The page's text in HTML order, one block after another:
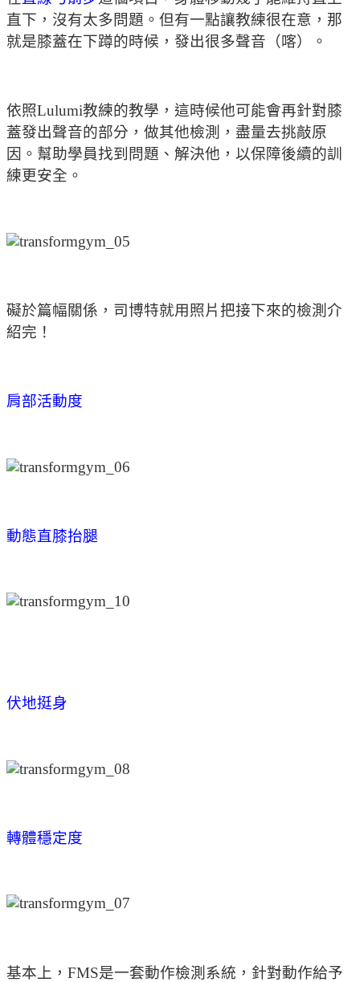
直下，沒有太多問題。但有一點讓教練很在意，那
就是膝蓋在下蹲的時候，發出很多聲音（喀）。
依照Lulumi教練的教學，這時候他可能會再針對膝
蓋發出聲音的部分，做其他檢測，盡量去挑敲原
因。幫助學員找到問題、解決他，以保障後續的訓
練更安全。
礙於篇幅關係，司博特就用照片把接下來的檢測介
紹完！
肩部活動度
動態直膝抬腿
伏地挺身
轉體穩定度
基本上，FMS是一套動作檢測系統，針對動作給予